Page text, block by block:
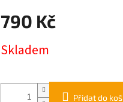
790 Kč
cena:
Skladem
Přidat do